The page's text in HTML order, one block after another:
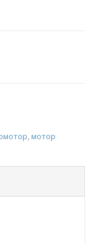
,мотор